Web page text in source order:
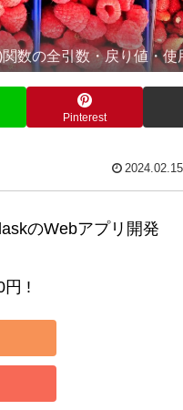
数の全引数・戻り値・使
Pinterest
2024.02.15
のWebアプリ開発
円 !